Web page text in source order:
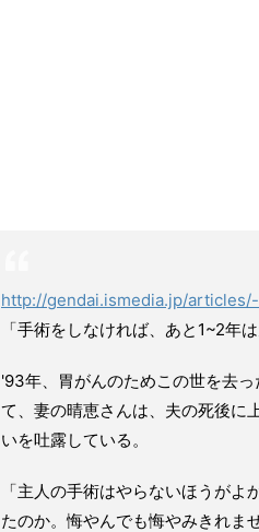
http://gendai.ismedia.jp/
「手術をしなければ、あと1~2年
'93年、胃がんのためこの世を去
て、妻の晴恵さんは、夫の死後に
いを吐露している。
「主人の手術はやらないほうが
たのか。悔やんでも悔やみきれませ